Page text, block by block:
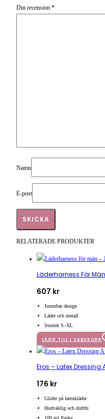
Din recension *
Namn
E-post
RELATERADE PRODUKTER
Läderharness För
607 kr
Justerbar design
Läder och metall
Storlek S–XL
LÄGG TILL I VARUKORG
Eros – Latex Dressing
176 kr
Glider på latexkläder
Hudvänlig och doftfri
100 ml flaska